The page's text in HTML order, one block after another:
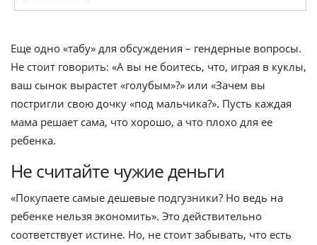
Еще одно «табу» для обсуждения – гендерные вопросы.
Не стоит говорить: «А вы не боитесь, что, играя в куклы,
ваш сынок вырастет «голубым»?» или «Зачем вы
постригли свою дочку «под мальчика?». Пусть каждая
мама решает сама, что хорошо, а что плохо для ее
ребенка.
Не считайте чужие деньги
«Покупаете самые дешевые подгузники? Но ведь на
ребенке нельзя экономить». Это действительно
соответствует истине. Но, не стоит забывать, что есть